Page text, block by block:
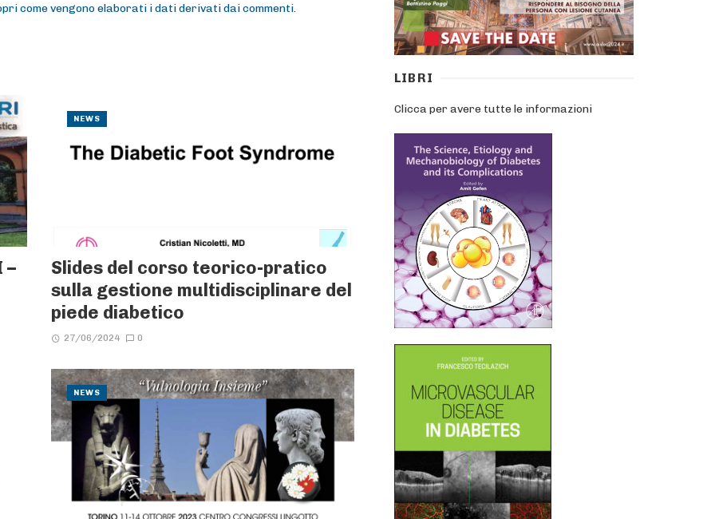
come vengono elaborati i dati derivati dai commenti.
–
Slides del corso teorico-pratico
sulla gestione multidisciplinare del
piede diabetico
27/06/2024 0
NEWS
NEWS
LIBRI
Clicca per avere tutte le informazioni